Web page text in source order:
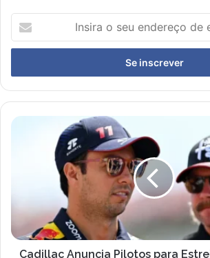
Insira
seu
de
email
Cadillac
Fórmula
em
2026
Cadillac Anuncia Pilotos para